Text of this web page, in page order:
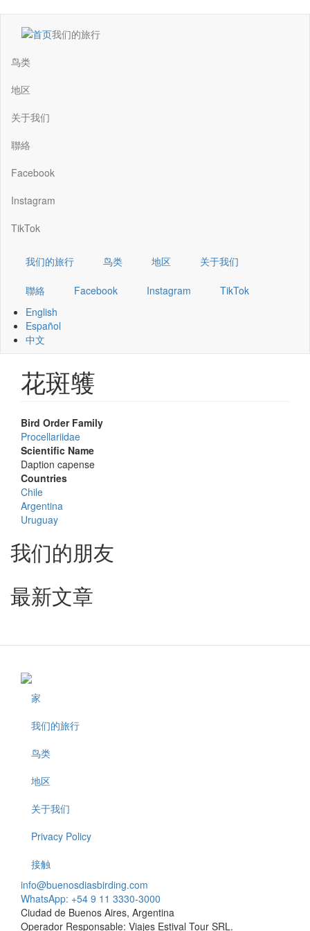
Main
navigation
我们的旅行
鸟类
地区
关于我们
聯絡
Facebook
Instagram
TikTok
我们的旅行 鸟类 地区 关于我们
聯絡 Facebook Instagram
TikTok
English
Español
中文
花斑鹱
Bird Order Family
Procellariidae
Scientific Name
Daption capense
Countries
Chile
Argentina
Uruguay
我们的朋友
最新文章
Footer
家
我们的旅行
鸟类
地区
关于我们
Privacy Policy
接触
info@buenosdiasbirding.com
WhatsApp: +54 9 11 3330-3000
Ciudad de Buenos Aires, Argentina
Operador Responsable: Viajes Estival Tour SRL.